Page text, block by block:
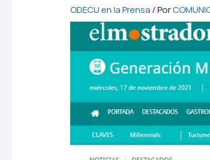
ODECU en la Prensa / Por